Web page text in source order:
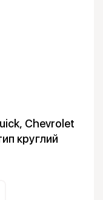
Chevrolet
круглий